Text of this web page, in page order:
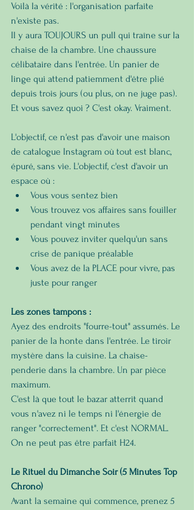
Voilà la vérité : l'organisation parfaite
n'existe pas.
Il y aura TOUJOURS un pull qui traîne sur la
chaise de la chambre. Une chaussure
célibataire dans l'entrée. Un panier de
linge qui attend patiemment d'être plié
depuis trois jours (ou plus, on ne juge pas).
Et vous savez quoi ? C'est okay. Vraiment.
L'objectif, ce n'est pas d'avoir une maison
de catalogue Instagram où tout est blanc,
épuré, sans vie. L'objectif, c'est d'avoir un
espace où :
Vous vous sentez bien
Vous trouvez vos affaires sans fouiller
pendant vingt minutes
Vous pouvez inviter quelqu'un sans
crise de panique préalable
Vous avez de la PLACE pour vivre, pas
juste pour ranger
Les zones tampons :
Ayez des endroits "fourre-tout" assumés. Le
panier de la honte dans l'entrée. Le tiroir
mystère dans la cuisine. La chaise-
penderie dans la chambre. Un par pièce
maximum.
C'est là que tout le bazar atterrit quand
vous n'avez ni le temps ni l'énergie de
ranger "correctement". Et c'est NORMAL.
On ne peut pas être parfait H24.
Le Rituel du Dimanche Soir (5 Minutes Top
Chrono)
Avant la semaine qui commence, prenez 5